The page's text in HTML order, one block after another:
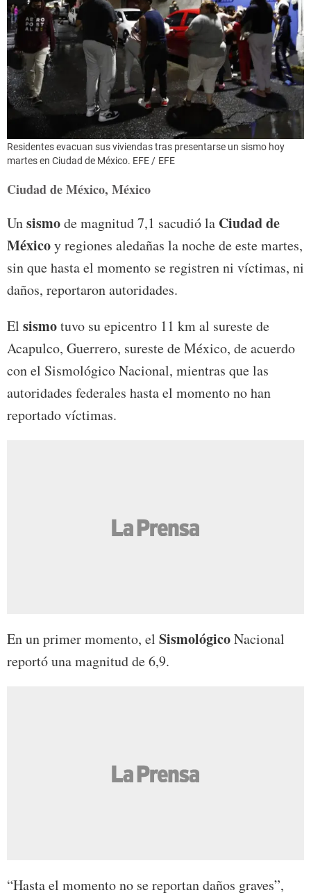
Residentes evacuan sus viviendas tras presentarse un sismo hoy
martes en Ciudad de México. EFE / EFE
Ciudad de México, México
Unsismode magnitud 7,1 sacudió la Ciudad de
Méxicoy regiones aledañas la noche de este martes,
sin que hasta el momento se registren ni víctimas, ni
daños, reportaron autoridades.
El sismotuvo su epicentro 11 km al sureste de
Acapulco, Guerrero, sureste de México, de acuerdo
con el Sismológico Nacional, mientras que las
autoridades federales hasta el momento no han
reportado víctimas.
En un primer momento, el SismológicoNacional
reportó una magnitud de 6,9.
“Hasta el momento no se reportan daños graves”,